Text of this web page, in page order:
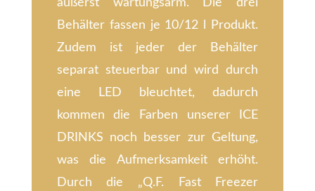
äußerst wartungsarm. Die drei
Behälter fassen je 10/12 l Produkt.
Zudem ist jeder der Behälter
separat steuerbar und wird durch
eine LED bleuchtet, dadurch
kommen die Farben unserer ICE
DRINKS noch besser zur Geltung,
was die Aufmerksamkeit erhöht.
Durch die „Q.F. Fast Freezer